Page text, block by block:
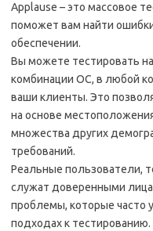
Applause – это массовое
поможет вам найти
обеспечении.
Вы можете тестировать
комбинации ОС, в любой
ваши клиенты. Это
на основе
множества других
требований.
Реальные пользователи,
служат доверенными
проблемы, которые часто
подходах к тестированию.